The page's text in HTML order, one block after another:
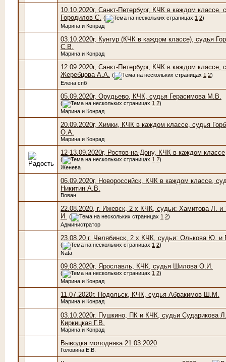
10.10.2020г, Санкт-Петербург, КЧК в каждом классе,
Городилов С. ( 1 2)
Марина и Конрад
03.10.2020г, Кунгур (КЧК в каждом классе), судья
С.В.
Марина и Конрад
12.09.2020г, Санкт-Петербург, КЧК в каждом классе,
Жеребцова А.А. ( 1 2)
Елена спб
05.09.2020г, Орудьево, КЧК, судья Герасимова М.В.
( 1 2)
Марина и Конрад
20.09.2020г, Химки, КЧК в каждом классе, судья
О.А.
Марина и Конрад
12-13.09.2020г, Ростов-на-Дону, КЧК в каждом классе
( 1 2)
Женева
06.09.2020г, Новороссийск, КЧК в каждом классе,
Никитин А.В.
Вован
22.08.2020, г. Ижевск, 2 х КЧК, судьи: Хамитова Л. и
И. ( 1 2)
Администратор
23.08.20 г. Челябинск, 2 х КЧК, судьи: Олькова Ю. и
( 1 2)
Nata
09.08.2020г, Ярославль, КЧК, судья Шилова О.И.
( 1 2)
Марина и Конрад
11.07.2020г. Подольск, КЧК, судья Абракимов Ш.М.
Марина и Конрад
03.10.2020г. Пушкино, ПК и КЧК, судьи Сударикова
Киркицкая Г.В.
Марина и Конрад
Выводка молодняка 21.03.2020
Головина Е.В.